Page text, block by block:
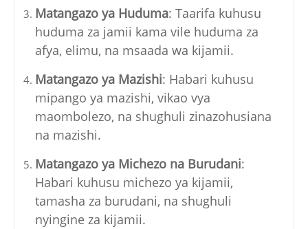
Matangazo ya Huduma: Taarifa kuhusu
huduma za jamii kama vile huduma za
afya, elimu, na msaada wa kijamii.
Matangazo ya Mazishi: Habari kuhusu
mipango ya mazishi, vikao vya
maombolezo, na shughuli zinazohusiana
na mazishi.
Matangazo ya Michezo na Burudani:
Habari kuhusu michezo ya kijamii,
tamasha za burudani, na shughuli
nyingine za kijamii.